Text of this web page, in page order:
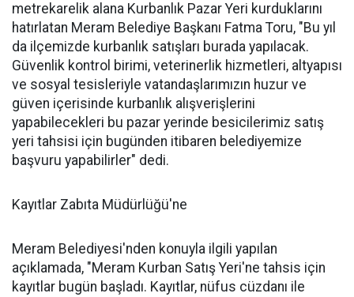
metrekarelik alana Kurbanlık Pazar Yeri kurduklarını
hatırlatan Meram Belediye Başkanı Fatma Toru, "Bu yıl
da ilçemizde kurbanlık satışları burada yapılacak.
Güvenlik kontrol birimi, veterinerlik hizmetleri, altyapısı
ve sosyal tesisleriyle vatandaşlarımızın huzur ve
güven içerisinde kurbanlık alışverişlerini
yapabilecekleri bu pazar yerinde besicilerimiz satış
yeri tahsisi için bugünden itibaren belediyemize
başvuru yapabilirler" dedi.
Kayıtlar Zabıta Müdürlüğü'ne
Meram Belediyesi'nden konuyla ilgili yapılan
açıklamada, "Meram Kurban Satış Yeri'ne tahsis için
kayıtlar bugün başladı. Kayıtlar, nüfus cüzdanı ile